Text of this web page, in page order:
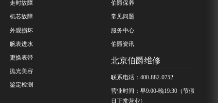
走时故障
机芯故障
外观损坏
腕表进水
更换表带
抛光美容
鉴定检测
伯爵保养
常见问题
服务中心
伯爵资讯
北京伯爵维修
联系电话：400-882-0752
营业时间：早9:00-晚19:30（节假
日正常营业）